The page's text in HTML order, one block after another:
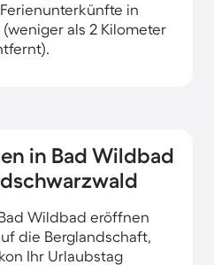
in
als 2 Kilometer
in Bad Wildbad
Wildbad eröffnen
die Berglandschaft,
Ihr Urlaubstag